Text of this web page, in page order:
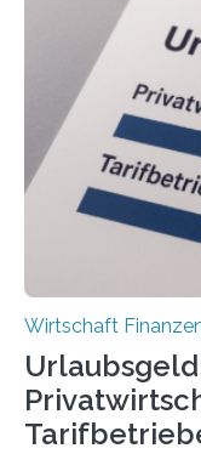
der
Berlin starteten in
eigene
Städte Hamburg,
hingegen die
der freiberuflichen
Wirtschaft